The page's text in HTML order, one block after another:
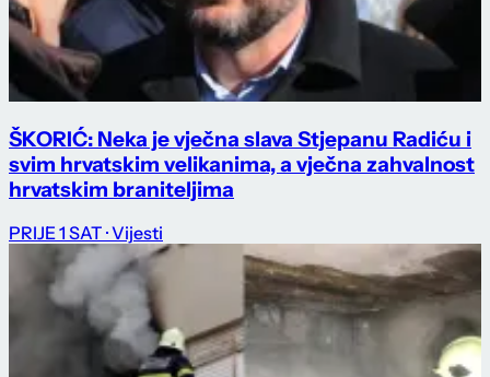
ŠKORIĆ: Neka je vječna slava Stjepanu Radiću i
svim hrvatskim velikanima, a vječna zahvalnost
hrvatskim braniteljima
PRIJE 1 SAT · Vijesti